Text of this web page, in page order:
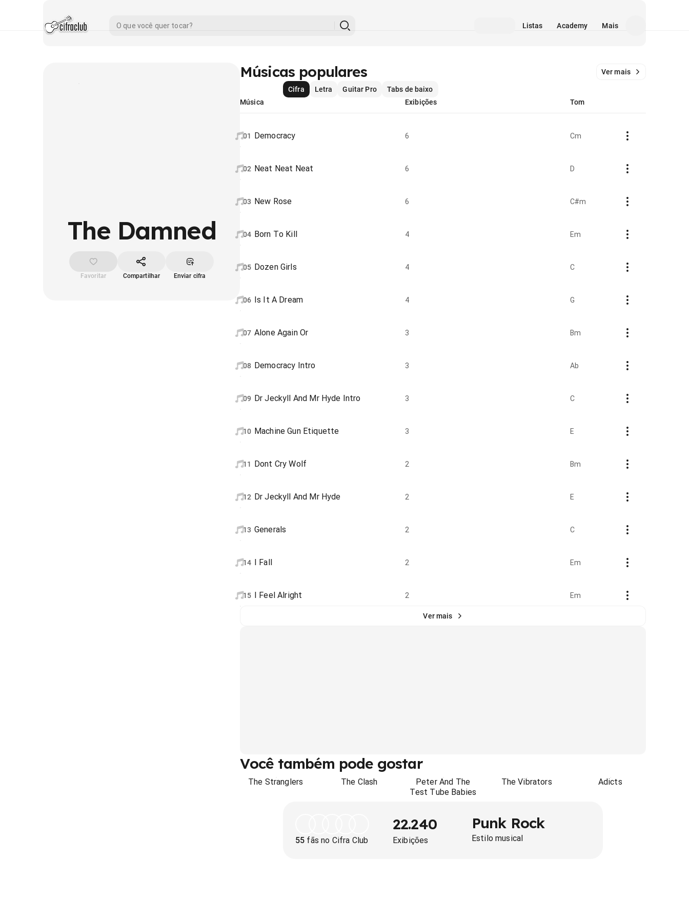
Listas Academy Mais
The Damned
Favoritar Compartilhar Enviar cifra
Músicas populares Ver mais
Cifra Letra Guitar Pro
Tabs de baixo
Música
Exibições Tom
01 Democracy 6 Cm
02 Neat Neat Neat 6 D
03 New Rose 6 C#m
04 Born To Kill 4 Em
05 Dozen Girls 4 C
06 Is It A Dream 4 G
07 Alone Again Or 3 Bm
08 Democracy Intro 3 Ab
09 Dr Jeckyll And Mr Hyde Intro 3 C
10 Machine Gun Etiquette 3 E
11 Dont Cry Wolf 2 Bm
12 Dr Jeckyll And Mr Hyde 2 E
13 Generals 2 C
14 I Fall 2 Em
15 I Feel Alright 2 Em
Ver mais
Você também pode gostar
The Stranglers The Clash
Peter And The
Test Tube Babies
The Vibrators Adicts
55 fãs no Cifra Club
22.240
Exibições
Punk Rock
Estilo musical